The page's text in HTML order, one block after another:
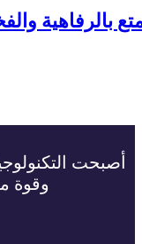
بالرفاهية
أصبحت
وقوة